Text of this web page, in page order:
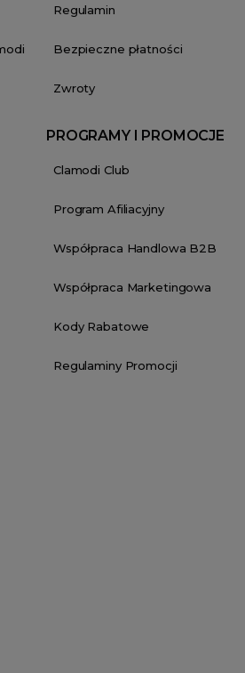
Regulamin
Bezpieczne płatności
Zwroty
PROGRAMY I PROMOCJE
Clamodi Club
Program Afiliacyjny
Współpraca Handlowa B2B
Współpraca Marketingowa
Kody Rabatowe
Regulaminy Promocji